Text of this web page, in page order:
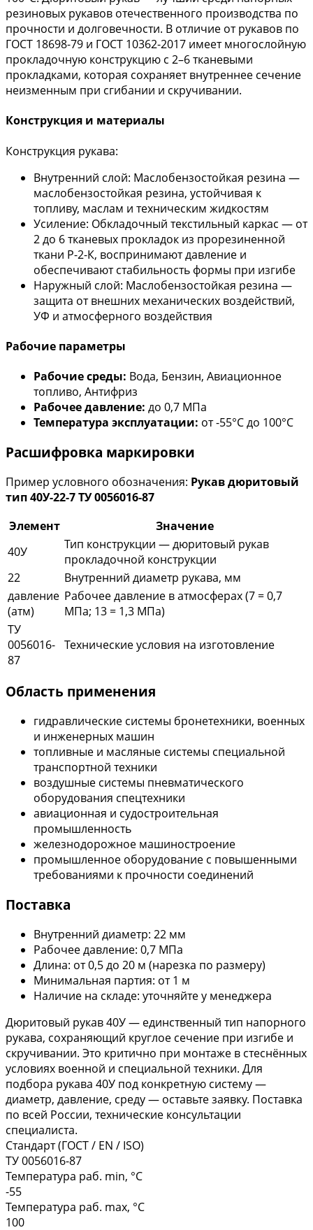
резиновых рукавов отечественного производства по
прочности и долговечности. В отличие от рукавов по
ГОСТ 18698-79 и ГОСТ 10362-2017 имеет многослойную
прокладочную конструкцию с 2–6 тканевыми
прокладками, которая сохраняет внутреннее сечение
неизменным при сгибании и скручивании.
Конструкция и материалы
Конструкция рукава:
Внутренний слой: Маслобензостойкая резина —
маслобензостойкая резина, устойчивая к
топливу, маслам и техническим жидкостям
Усиление: Обкладочный текстильный каркас — от
2 до 6 тканевых прокладок из прорезиненной
ткани Р-2-К, воспринимают давление и
обеспечивают стабильность формы при изгибе
Наружный слой: Маслобензостойкая резина —
защита от внешних механических воздействий,
УФ и атмосферного воздействия
Рабочие параметры
Рабочие среды: Вода, Бензин, Авиационное
топливо, Антифриз
Рабочее давление: до 0,7 МПа
Температура эксплуатации: от -55°С до 100°С
Расшифровка маркировки
Пример условного обозначения: Рукав дюритовый
тип 40У-22-7 ТУ 0056016-87
Элемент
Значение
40У
Тип конструкции — дюритовый рукав
прокладочной конструкции
22
Внутренний диаметр рукава, мм
давление
(атм)
Рабочее давление в атмосферах (7 = 0,7
МПа; 13 = 1,3 МПа)
ТУ
0056016-
87
Технические условия на изготовление
Область применения
гидравлические системы бронетехники, военных
и инженерных машин
топливные и масляные системы специальной
транспортной техники
воздушные системы пневматического
оборудования спецтехники
авиационная и судостроительная
промышленность
железнодорожное машиностроение
промышленное оборудование с повышенными
требованиями к прочности соединений
Поставка
Внутренний диаметр: 22 мм
Рабочее давление: 0,7 МПа
Длина: от 0,5 до 20 м (нарезка по размеру)
Минимальная партия: от 1 м
Наличие на складе: уточняйте у менеджера
Дюритовый рукав 40У — единственный тип напорного
рукава, сохраняющий круглое сечение при изгибе и
скручивании. Это критично при монтаже в стеснённых
условиях военной и специальной техники. Для
подбора рукава 40У под конкретную систему —
диаметр, давление, среду — оставьте заявку. Поставка
по всей России, технические консультации
специалиста.
Стандарт (ГОСТ / EN / ISO)
ТУ 0056016-87
Температура раб. min, °C
-55
Температура раб. max, °C
100